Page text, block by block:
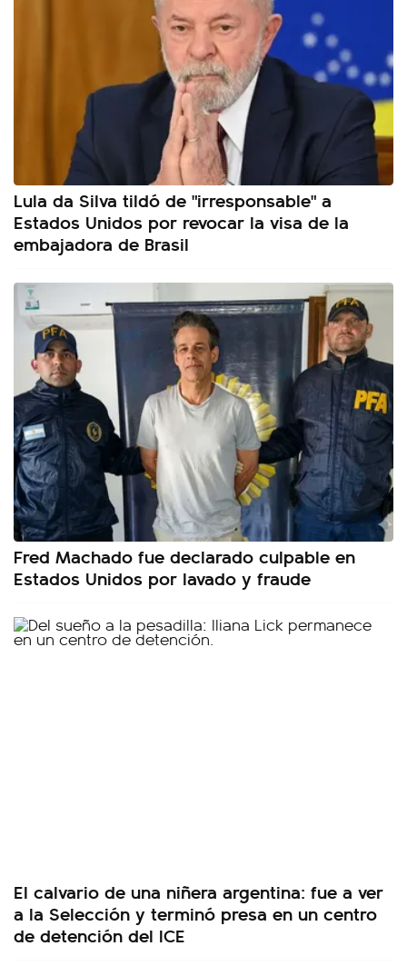
Lula da Silva tildó de "irresponsable" a
Estados Unidos por revocar la visa de la
embajadora de Brasil
Fred Machado fue declarado culpable en
Estados Unidos por lavado y fraude
El calvario de una niñera argentina: fue a ver
a la Selección y terminó presa en un centro
de detención del ICE